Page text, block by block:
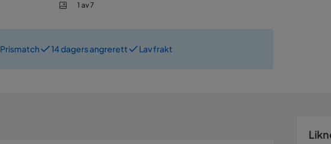
1 av 7
Prismatch 14 dagers angrerett Lav frakt